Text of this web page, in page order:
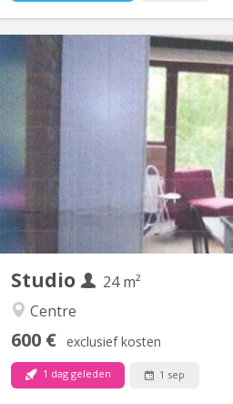
Studio
24 m²
Centre
600 € exclusief kosten
1 dag geleden 1 sep
Studio meublé bien situé à
Louvain-la-Neuve. Il se situe au